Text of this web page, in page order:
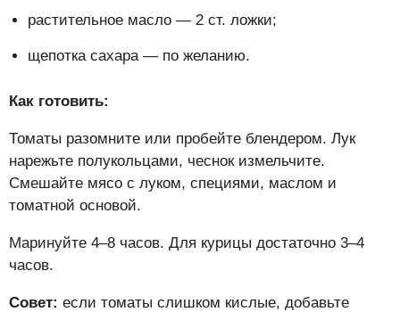
растительное масло — 2 ст. ложки;
щепотка сахара — по желанию.
Как готовить:
Томаты разомните или пробейте блендером. Лук
нарежьте полукольцами, чеснок измельчите.
Смешайте мясо с луком, специями, маслом и
томатной основой.
Маринуйте 4–8 часов. Для курицы достаточно 3–4
часов.
Совет: если томаты слишком кислые, добавьте